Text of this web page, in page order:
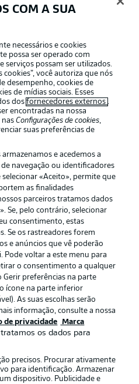
BUNDESLIGA
Avisos legais
Aviso de privacidade
Trabalhe conosco
Contato
COM A SUA
necessários e cookies
possa ser operado com
serviços possam ser utilizados.
cookies”, você autoriza que nós
desempenho, cookies de
de mídias sociais. Esses
dosfornecedores externos .
encontradas na nossa
nasConfigurações de cookies,
suas preferências de
armazenamos e acedemos a
navegação ou identificadores
selecionar «Aceito», permite que
as finalidades
parceiros tratamos dados
Se, pelo contrário, selecionar
consentimento, estas
Se os rastreadores forem
e anúncios que vê poderão
Pode voltar a este menu para
o consentimento a qualquer
preferências na parte
ícone na parte inferior
As suas escolhas serão
informação, consulte a nossa
de privacidade Marca
os dados para
precisos. Procurar ativamente
para identificação. Armazenar
dispositivo. Publicidade e